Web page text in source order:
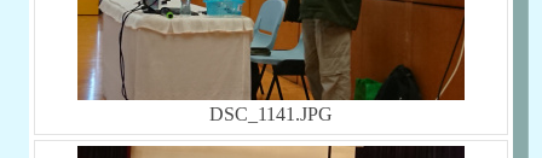
DSC_1141.JPG